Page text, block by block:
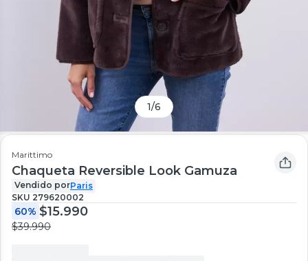
1/6
Marittimo
Chaqueta Reversible Look Gamuza
Vendido porParis
SKU 279620002
60% $15.990
$39.990